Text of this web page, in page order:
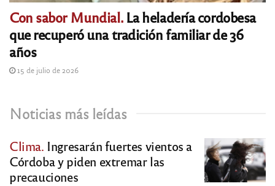
Con sabor Mundial.La heladería cordobesa
que recuperó una tradición familiar de 36
años
15 de julio de 2026
Noticias más leídas
Clima. Ingresarán fuertes vientos a
Córdoba y piden extremar las
precauciones